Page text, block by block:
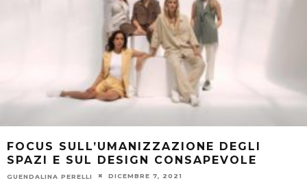
FOCUS SULL’UMANIZZAZIONE DEGLI
SPAZI E SUL DESIGN CONSAPEVOLE
GUENDALINA PERELLI DICEMBRE 7, 2021